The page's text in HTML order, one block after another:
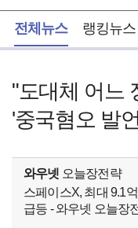
전체뉴스 랭킹뉴스
"도대체 어느
'중국혐오 발
와우넷 오늘장전략
스페이스X, 최대 9.1
급등 - 와우넷 오늘장